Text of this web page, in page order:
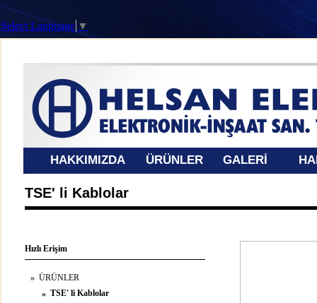
Select Language ▼
HAKKIMIZDA ÜRÜNLER GALERİ
TSE' li Kablolar
Hızlı Erişim
» ÜRÜNLER
» TSE' li Kablolar